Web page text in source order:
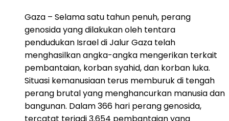
Gaza – Selama satu tahun penuh, perang
genosida yang dilakukan oleh tentara
pendudukan Israel di Jalur Gaza telah
menghasilkan angka-angka mengerikan terkait
pembantaian, korban syahid, dan korban luka.
Situasi kemanusiaan terus memburuk di tengah
perang brutal yang menghancurkan manusia dan
bangunan. Dalam 366 hari perang genosida,
tercatat terjadi 3.654 pembantaian yang